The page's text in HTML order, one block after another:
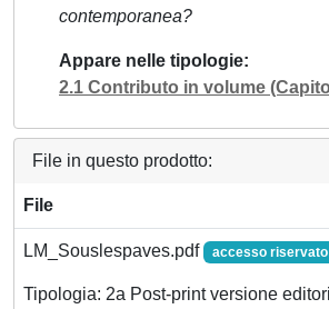
contemporanea?
Appare nelle tipologie
2.1 Contributo in volume
File in questo prodotto:
File
LM_Souslespaves.pdf accesso riservato
Tipologia: 2a Post-print versione